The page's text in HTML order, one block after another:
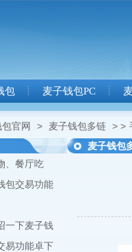
包 麦子钱包PC
官网 > 麦子钱包多链 > >
、餐厅吃
包交易功能
一下麦子钱
易功能卓下
麦子钱包